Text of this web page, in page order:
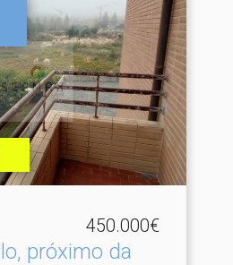
450.000€
próximo da